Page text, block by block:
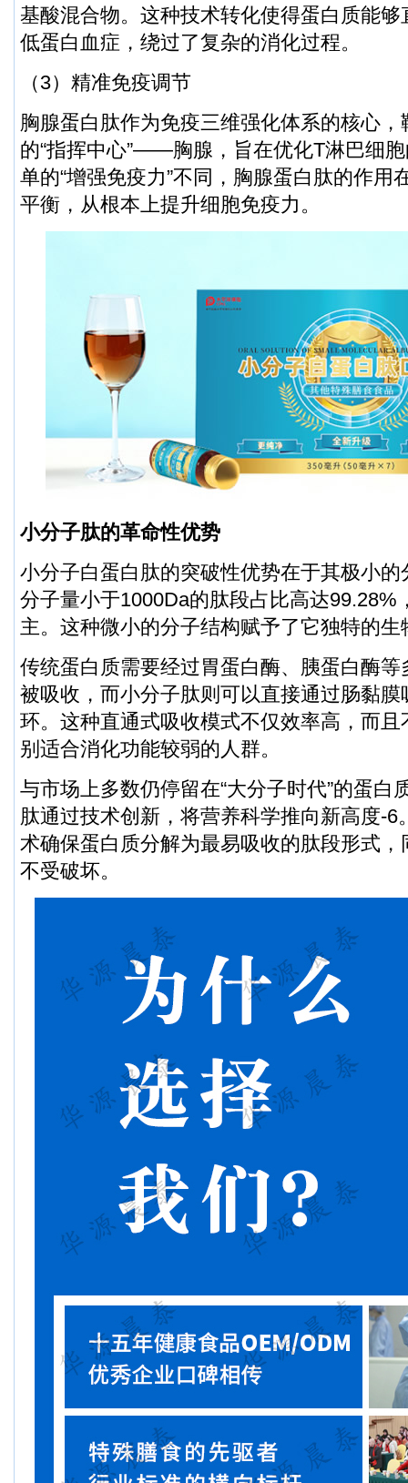
基酸混合物。这种技术转化使得蛋白质能
低蛋白血症，绕过了复杂的消化过程。
（3）精准免疫调节
胸腺蛋白肽作为免疫三维强化体系的核心
的“指挥中心”——胸腺，旨在优化T淋巴细
单的“增强免疫力”不同，胸腺蛋白肽的作用
平衡，从根本上提升细胞免疫力。
小分子肽的革命性优势
小分子白蛋白肽的突破性优势在于其极小
分子量小于1000Da的肽段占比高达99.28%
主。这种微小的分子结构赋予了它独特的生
传统蛋白质需要经过胃蛋白酶、胰蛋白酶
被吸收，而小分子肽则可以直接通过肠黏
环。这种直通式吸收模式不仅效率高，而
别适合消化功能较弱的人群。
与市场上多数仍停留在“大分子时代”的蛋白
肽通过技术创新，将营养科学推向新高度-6
术确保蛋白质分解为最易吸收的肽段形式
不受破坏。